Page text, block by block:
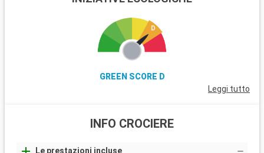
GREEN SCORE D
Leggi tutto
INFO CROCIERE
Le prestazioni incluse